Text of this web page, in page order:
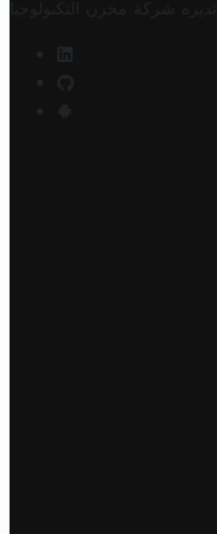
شركة مخزن التكنولوجيا